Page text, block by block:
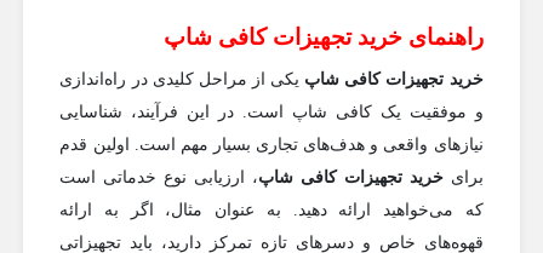
راهنمای خرید تجهیزات کافی شاپ
خرید تجهیزات کافی شاپیکی از مراحل کلیدی در راه‌اندازی
و موفقیت یک کافی شاپ است. در این فرآیند، شناسایی
نیازهای واقعی و هدف‌های تجاری بسیار مهم است. اولین قدم
برای خرید تجهیزات کافی شاپ، ارزیابی نوع خدماتی است
که می‌خواهید ارائه دهید. به عنوان مثال، اگر به ارائه
قهوه‌های خاص و دسرهای تازه تمرکز دارید، باید تجهیزاتی